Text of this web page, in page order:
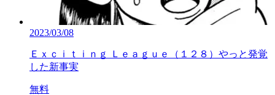
2023/03/08
Ｅｘｃｉｔｉｎｇ Ｌｅａｇｕｅ（１２８）やっと発覚
した新事実
無料